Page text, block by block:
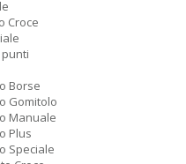
Croce
Borse
Gomitolo
Manuale
Plus
Speciale